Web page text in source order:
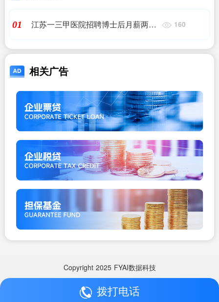
01
江苏一三甲医院招聘博士后月薪两三
薪30万
160
相关广告
Copyright 2025 FYAI数据科技
拨打电话
Copyright 2025 FYAI数据科技